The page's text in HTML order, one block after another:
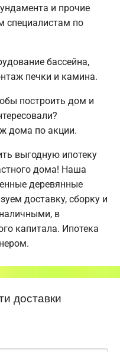
и прочие
специалистам по
бассейна,
печки и камина.
построить дом и
дома по акции.
выгодную ипотеку
дома! Наша
деревянные
доставку, сборку и
в
капитала. Ипотека
доставки